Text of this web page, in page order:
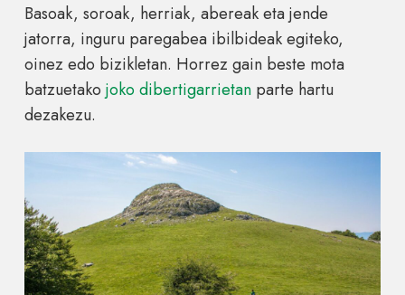
Basoak, soroak, herriak, abereak eta jende
jatorra, inguru paregabea ibilbideak egiteko,
oinez edo bizikletan. Horrez gain beste mota
batzuetako joko dibertigarrietan parte hartu
dezakezu.